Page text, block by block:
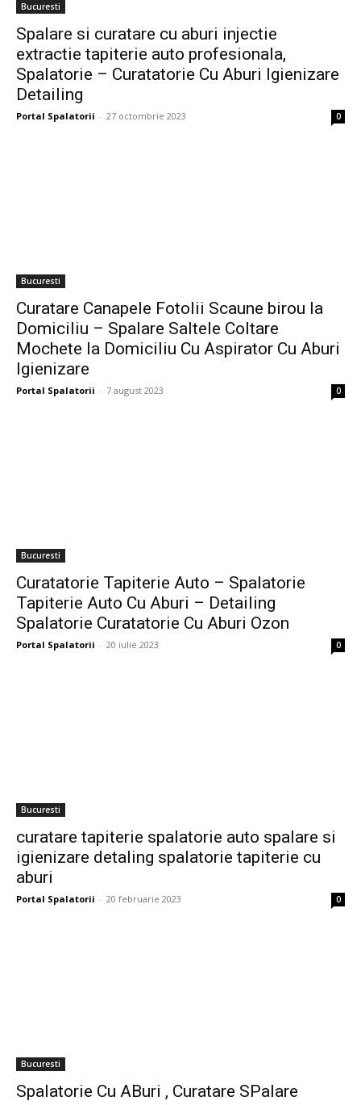
Bucuresti
Spalare si curatare cu aburi injectie
extractie tapiterie auto profesionala,
Spalatorie – Curatatorie Cu Aburi Igienizare
Detailing
Portal Spalatorii - 27 octombrie 2023 0
Bucuresti
Curatare Canapele Fotolii Scaune birou la
Domiciliu – Spalare Saltele Coltare
Mochete la Domiciliu Cu Aspirator Cu Aburi
Igienizare
Portal Spalatorii - 7 august 2023 0
Bucuresti
Curatatorie Tapiterie Auto – Spalatorie
Tapiterie Auto Cu Aburi – Detailing
Spalatorie Curatatorie Cu Aburi Ozon
Portal Spalatorii - 20 iulie 2023 0
Bucuresti
curatare tapiterie spalatorie auto spalare si
igienizare detaling spalatorie tapiterie cu
aburi
Portal Spalatorii - 20 februarie 2023 0
Bucuresti
Spalatorie Cu ABuri , Curatare SPalare